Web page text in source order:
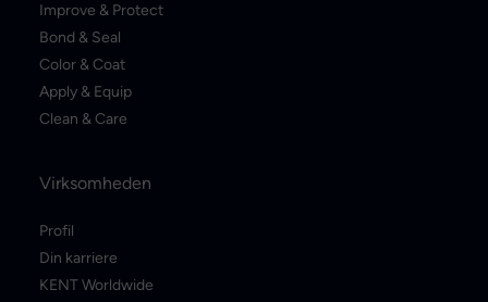
Improve & Protect
Bond & Seal
Color & Coat
Apply & Equip
Clean & Care
Virksomheden
Profil
Din karriere
KENT Worldwide